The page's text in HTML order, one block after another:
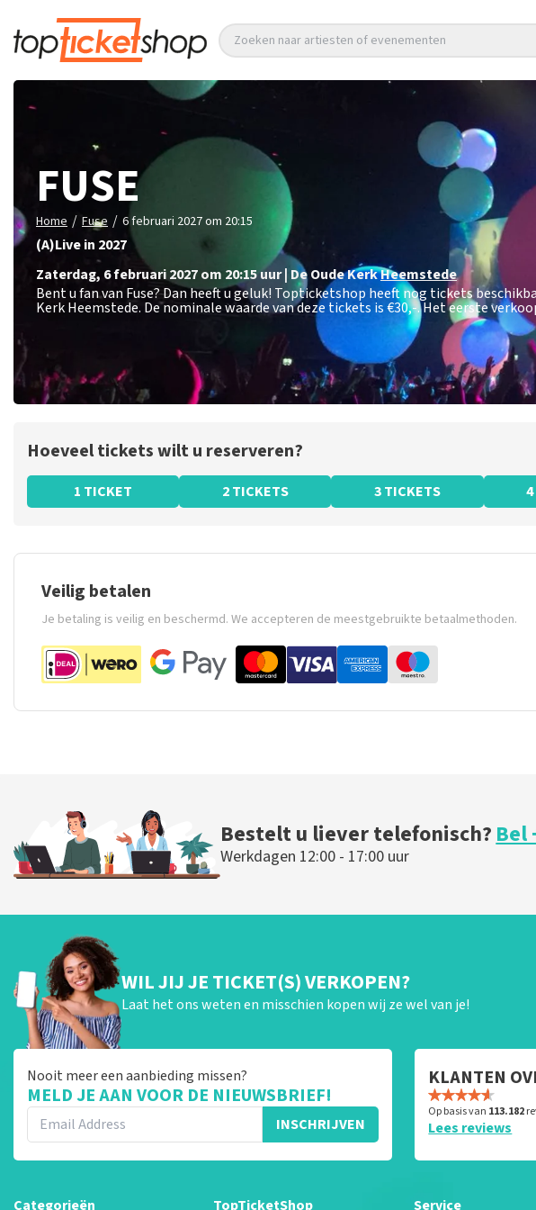
Zoeken naar artiesten of evenementen
FUSE
Home / Fuse / 6 februari 2027 om 20:15
(A)Live in 2027
zaterdag, 6 februari 2027 om 20:15uur| De Oude KerkHeemstede
Bent u fan van Fuse? Dan heeft u geluk! Topticketshop heeft nog tickets
Kerk Heemstede. De nominale waarde van deze tickets is€30,-. Het eerste
Hoeveel tickets wilt u reserveren?
1 TICKET 2 TICKETS 3 TICKETS
Veilig betalen
Je betaling is veilig en beschermd. We accepteren de meestgebruikte betaalmethoden.
Bestelt u liever telefonisch?Bel
Werkdagen 12:00 - 17:00 uur
WIL JIJ JE TICKET(S) VERKOPEN?
Laat het ons weten en misschien kopen wij ze wel van je!
Nooit meer een aanbieding missen?
MELD JE AAN VOOR DE NIEUWSBRIEF!
INSCHRIJVEN
KLANTEN
Op basis van 113.182
Lees reviews
Categorieën TopTicketShop Service